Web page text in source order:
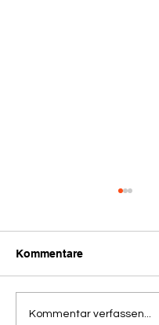
Die
Kommentare
Kommentar verfassen...